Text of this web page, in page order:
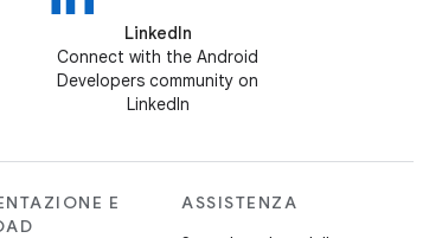
LinkedIn
Connect with the Android
Developers community on
LinkedIn
E
ASSISTENZA